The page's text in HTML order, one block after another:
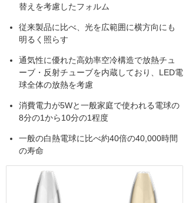
替えを考慮したフォルム
従来製品に比べ、光を広範囲に横方向にも
明るく照らす
通気性に優れた高効率空冷構造で放熱チュ
ーブ・反射チューブを内蔵しており、LED電
球全体の放熱を考慮
消費電力が5Wと一般家庭で使われる電球の
8分の1から10分の1程度
一般の白熱電球に比べ約40倍の40,000時間
の寿命